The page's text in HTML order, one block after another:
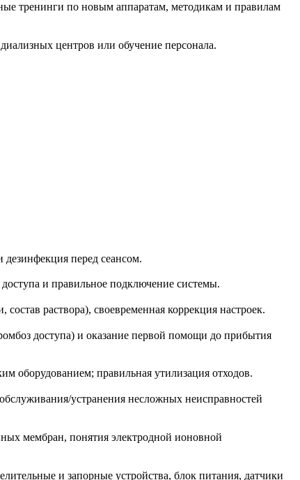
тренинги по новым аппаратам, методикам и правилам
центров или обучение персонала.
дезинфекция перед сеансом.
и правильное подключение системы.
раствора), своевременная коррекция настроек.
доступа) и оказание первой помощи до прибытия
оборудованием; правильная утилизация отходов.
устранения несложных неисправностей
мембран, понятия электродной ионовной
и запорные устройства, блок питания, датчики